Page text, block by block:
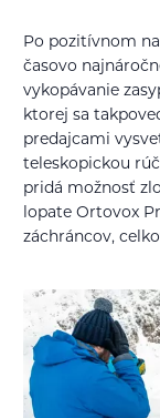
Po pozitívnom
časovo
vykopávanie
ktorej sa
predajcami
teleskopickou
pridá možnosť
lopate Ortovox
záchráncov,